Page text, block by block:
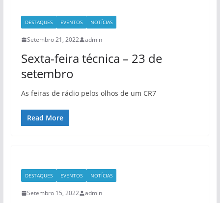
DESTAQUES EVENTOS NOTÍCIAS
Setembro 21, 2022 admin
Sexta-feira técnica – 23 de
setembro
As feiras de rádio pelos olhos de um CR7
Read More
DESTAQUES EVENTOS NOTÍCIAS
Setembro 15, 2022 admin